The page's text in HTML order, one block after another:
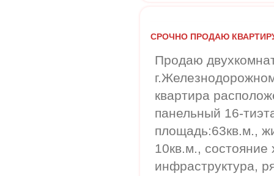
СРОЧНО ПРОДАЮ
Продаю
квартира
панельный 16-
площадь:63кв.м.,
10кв.м.,
инфраструктура,